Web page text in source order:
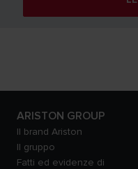
ARISTON GROUP
Il brand Ariston
Il gruppo
Fatti ed evidenze di